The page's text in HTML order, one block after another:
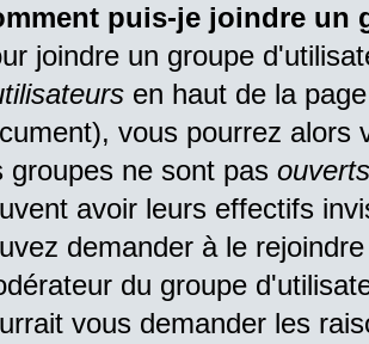
puis-je joindre un
joindre un groupe
en haut de la
vous pourrez alors
groupes ne sont pas ouverts
avoir leurs effectifs
demander à le
du groupe
vous demander les